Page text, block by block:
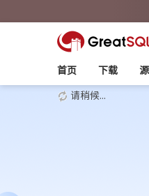
首页 下载
请稍候...